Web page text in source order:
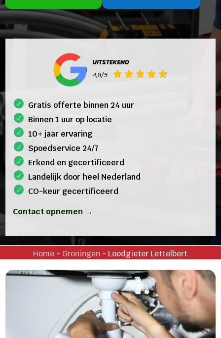
Gratis offerte binnen 24 uur
Binnen 1 uur op locatie
10+ jaar ervaring
Spoedservice 24/7
Erkend en gecertificeerd
Landelijk door heel Nederland
CO-keur gecertificeerd
Contact opnemen →
Home - Groningen - Loodgieter Lettelbert